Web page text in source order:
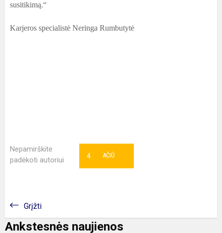
susitikimą.“
Karjeros specialistė Neringa Rumbutytė
Nepamirškite
padėkoti autoriui
AČIŪ
4
Grįžti
Ankstesnės naujienos